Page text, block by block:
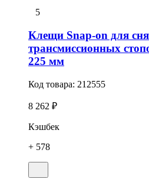
5
Клещи Snap-on для
трансмиссионных
225 мм
Код товара: 212555
8 262 ₽
Кэшбек
+ 578